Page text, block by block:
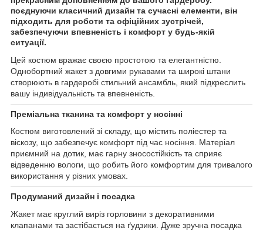
поєднуючи класичний дизайн та сучасні елементи, він
підходить для роботи та офіційних зустрічей,
забезпечуючи впевненість і комфорт у будь-якій
ситуації.
Цей костюм вражає своєю простотою та елегантністю.
Однобортний жакет з довгими рукавами та широкі штани
створюють в гардеробі стильний ансамбль, який підкреслить
вашу індивідуальність та впевненість.
Преміальна тканина та комфорт у носінні
Костюм виготовлений зі складу, що містить поліестер та
віскозу, що забезпечує комфорт під час носіння. Матеріал
приємний на дотик, має гарну зносостійкість та сприяє
відведенню вологи, що робить його комфортим для тривалого
використання у різних умовах.
Продуманий дизайн і посадка
Жакет має круглий виріз горловини з декоративними
клапанами та застібається на ґудзики. Дуже зручна посадка